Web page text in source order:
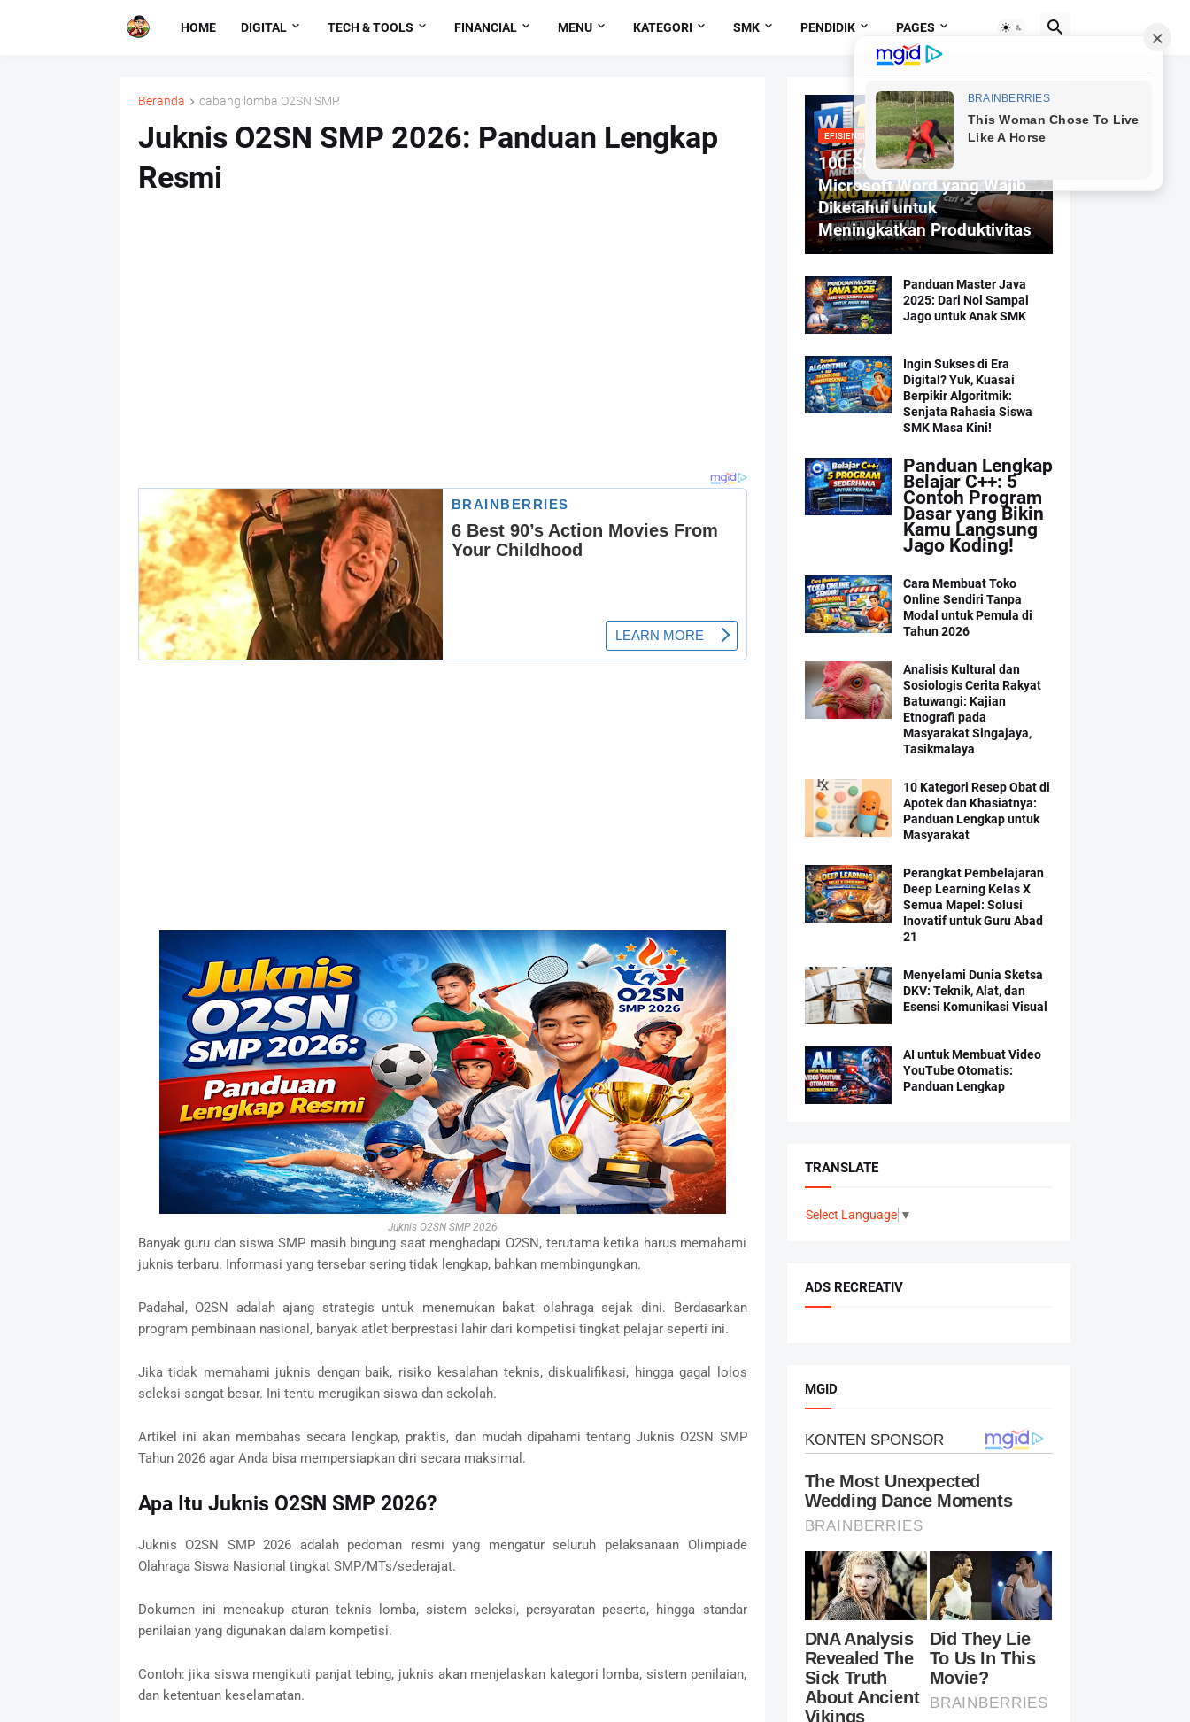
HOME DIGITAL TECH & TOOLS FINANCIAL MENU KATEGORI SMK PENDIDIK PAGES
Beranda cabang lomba O2SN SMP
Juknis O2SN SMP 2026: Panduan Lengkap
Resmi
Juknis O2SN SMP 2026
Banyak guru dan siswa SMP masih bingung saat menghadapi O2SN, terutama ketika harus memahami
juknis terbaru. Informasi yang tersebar sering tidak lengkap, bahkan membingungkan.
Padahal, O2SN adalah ajang strategis untuk menemukan bakat olahraga sejak dini. Berdasarkan
program pembinaan nasional, banyak atlet berprestasi lahir dari kompetisi tingkat pelajar seperti ini.
Jika tidak memahami juknis dengan baik, risiko kesalahan teknis, diskualifikasi, hingga gagal lolos
seleksi sangat besar. Ini tentu merugikan siswa dan sekolah.
Artikel ini akan membahas secara lengkap, praktis, dan mudah dipahami tentang Juknis O2SN SMP
Tahun 2026 agar Anda bisa mempersiapkan diri secara maksimal.
Apa Itu Juknis O2SN SMP 2026?
Juknis O2SN SMP 2026 adalah pedoman resmi yang mengatur seluruh pelaksanaan Olimpiade
Olahraga Siswa Nasional tingkat SMP/MTs/sederajat.
Dokumen ini mencakup aturan teknis lomba, sistem seleksi, persyaratan peserta, hingga standar
penilaian yang digunakan dalam kompetisi.
Contoh: jika siswa mengikuti panjat tebing, juknis akan menjelaskan kategori lomba, sistem penilaian,
dan ketentuan keselamatan.
EFISIENSI MENGETIK
100 Shortcut Keyboard
Microsoft Word yang Wajib
Diketahui untuk
Meningkatkan Produktivitas
Panduan Master Java
2025: Dari Nol Sampai
Jago untuk Anak SMK
Ingin Sukses di Era
Digital? Yuk, Kuasai
Berpikir Algoritmik:
Senjata Rahasia Siswa
SMK Masa Kini!
Panduan Lengkap
Belajar C++: 5
Contoh Program
Dasar yang Bikin
Kamu Langsung
Jago Koding!
Cara Membuat Toko
Online Sendiri Tanpa
Modal untuk Pemula di
Tahun 2026
Analisis Kultural dan
Sosiologis Cerita Rakyat
Batuwangi: Kajian
Etnografi pada
Masyarakat Singajaya,
Tasikmalaya
10 Kategori Resep Obat di
Apotek dan Khasiatnya:
Panduan Lengkap untuk
Masyarakat
Perangkat Pembelajaran
Deep Learning Kelas X
Semua Mapel: Solusi
Inovatif untuk Guru Abad
21
Menyelami Dunia Sketsa
DKV: Teknik, Alat, dan
Esensi Komunikasi Visual
AI untuk Membuat Video
YouTube Otomatis:
Panduan Lengkap
TRANSLATE
Select Language ▼
ADS RECREATIV
MGID